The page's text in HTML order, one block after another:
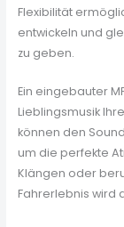
Flexibilität
entwickeln und
zu geben.
Ein eingebauter
Lieblingsmusik
können den
um die perfekte
Klängen oder
Fahrerlebnis wird